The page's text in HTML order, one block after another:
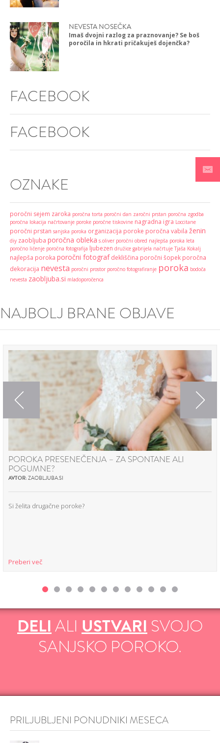
NEVESTA NOSEČKA
Imaš dvojni razlog za praznovanje? Se boš
poročila in hkrati pričakuješ dojenčka?
FACEBOOK
FACEBOOK
OZNAKE
poročni sejem zaroka poročna torta poročni dan zaročni prstan poročna zgodba
poročna lokacija načrtovanje poroke poročne tiskovine nagradna igra Loccitane
poročni prstan sanjska poroka organizacija poroke poročna vabila ženin
diy zaobljuba poročna obleka s.oliver poročni obred najlepša poroka leta
poročno ličenje poročna fotografija ljubezen družice gabrijela načrtuje Tjaša Kokalj
najlepša poroka poročni fotograf dekliščina poročni šopek poročna
dekoracija nevesta poročni prostor poročno fotografiranje poroka bodoča
nevesta zaobljuba.si mladoporočenca
NAJBOLJ BRANE OBJAVE
Previous
POROKA PRESENEČENJA – ZA SPONTANE ALI
POGUMNE?
AVTOR:ZAOBLJUBA.SI
Si želita drugačne poroke?
Preberi več
Next
DELIALI USTVARISVOJO
SANJSKO POROKO.
PRILJUBLJENI PONUDNIKI MESECA